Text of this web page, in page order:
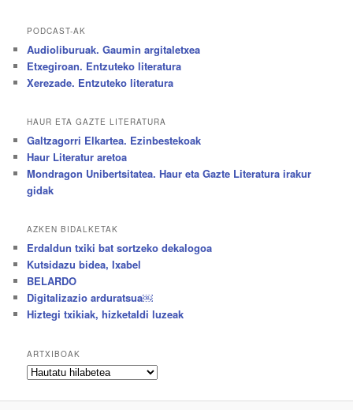
PODCAST-AK
Audioliburuak. Gaumin argitaletxea
Etxegiroan. Entzuteko literatura
Xerezade. Entzuteko literatura
HAUR ETA GAZTE LITERATURA
Galtzagorri Elkartea. Ezinbestekoak
Haur Literatur aretoa
Mondragon Unibertsitatea. Haur eta Gazte Literatura irakur
gidak
AZKEN BIDALKETAK
Erdaldun txiki bat sortzeko dekalogoa
Kutsidazu bidea, Ixabel
BELARDO
Digitalizazio arduratsua￼
Hiztegi txikiak, hizketaldi luzeak
ARTXIBOAK
Artxiboak